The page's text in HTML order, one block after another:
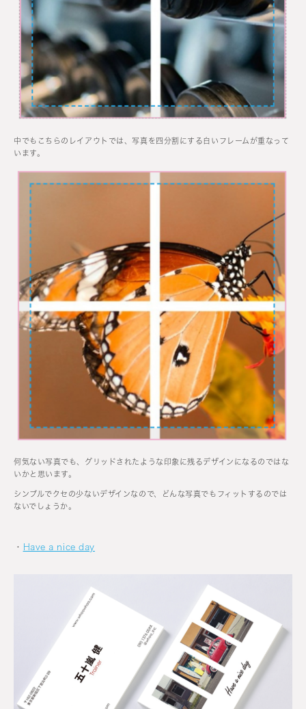
中でもこちらのレイアウトでは、写真を四分割にする白いフレームが重なって
います。
何気ない写真でも、グリッドされたような印象に残るデザインになるのではな
いかと思います。
シンプルでクセの少ないデザインなので、どんな写真でもフィットするのでは
ないでしょうか。
・ Have a nice day